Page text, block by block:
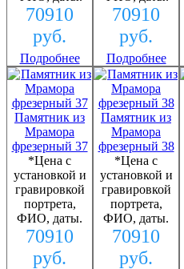
70910
руб.
Подробнее
70910
руб.
Подробнее
Памятник из
Мрамора
фрезерный 37
*Цена с
установкой и
гравировкой
портрета,
ФИО, даты.
70910
руб.
Памятник из
Мрамора
фрезерный 38
*Цена с
установкой и
гравировкой
портрета,
ФИО, даты.
70910
руб.